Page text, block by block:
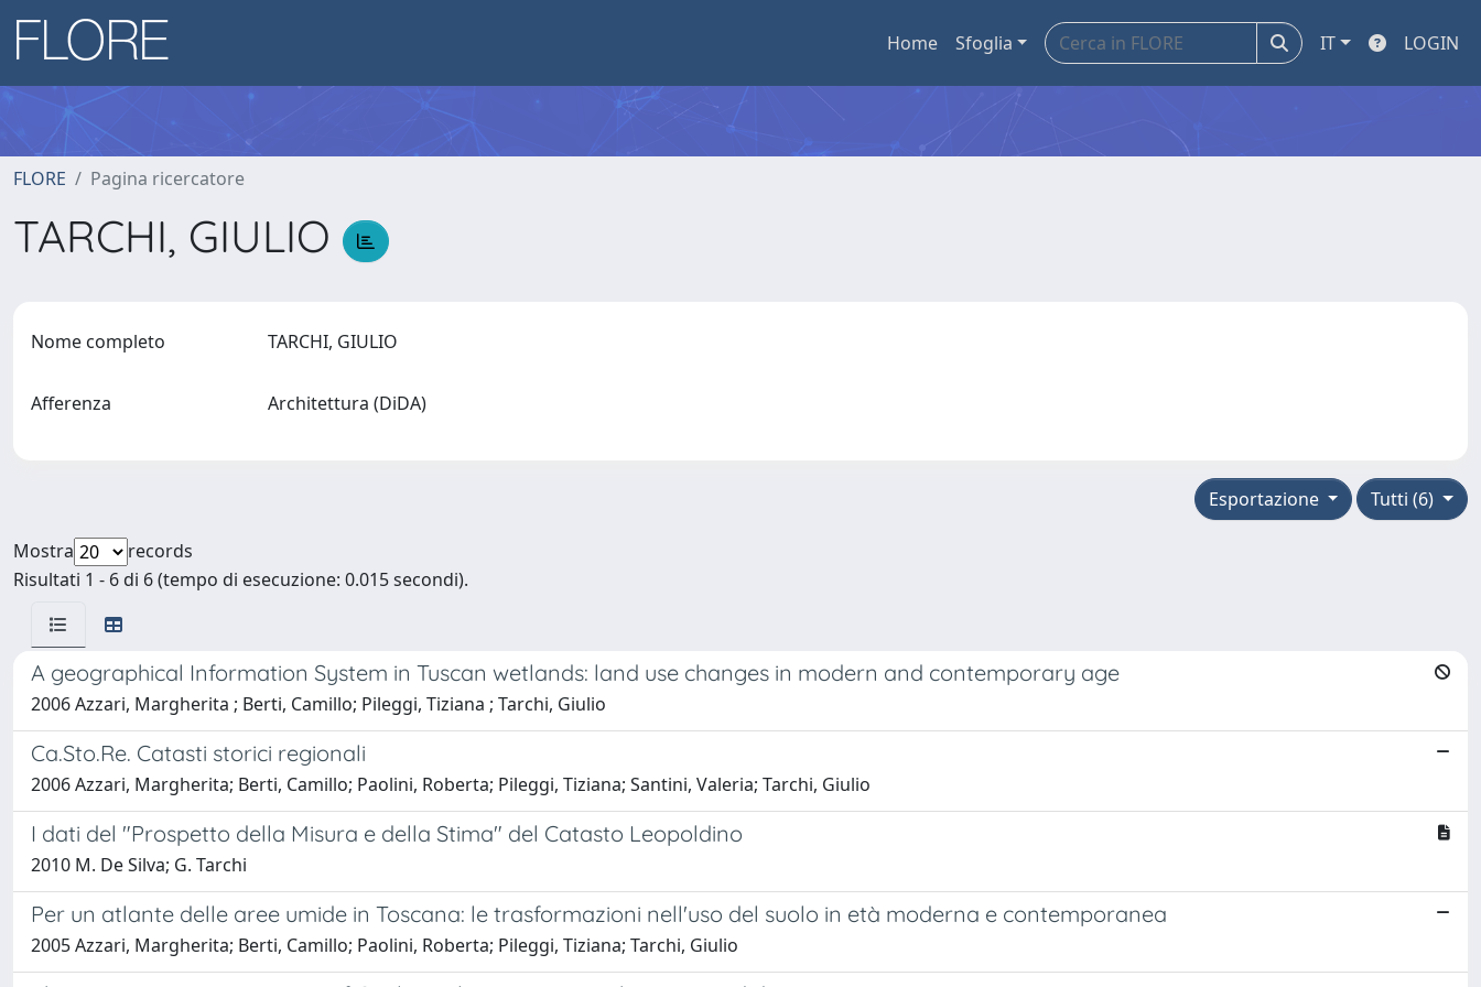
Home Sfoglia IT LOGIN
FLORE Pagina ricercatore
TARCHI, GIULIO
Nome completo TARCHI, GIULIO
Afferenza Architettura (DiDA)
Tutti (6)
Esportazione
Mostra
records
Risultati 1 - 6 di 6 (tempo di esecuzione: 0.015 secondi).
A geographical Information System in Tuscan wetlands: land use changes in modern and contemporary age
2006 Azzari, Margherita ; Berti, Camillo; Pileggi, Tiziana ; Tarchi, Giulio
Ca.Sto.Re. Catasti storici regionali
2006 Azzari, Margherita; Berti, Camillo; Paolini, Roberta; Pileggi, Tiziana; Santini, Valeria; Tarchi, Giulio
I dati del "Prospetto della Misura e della Stima" del Catasto Leopoldino
2010 M. De Silva; G. Tarchi
Per un atlante delle aree umide in Toscana: le trasformazioni nell'uso del suolo in età moderna e contemporanea
2005 Azzari, Margherita; Berti, Camillo; Paolini, Roberta; Pileggi, Tiziana; Tarchi, Giulio